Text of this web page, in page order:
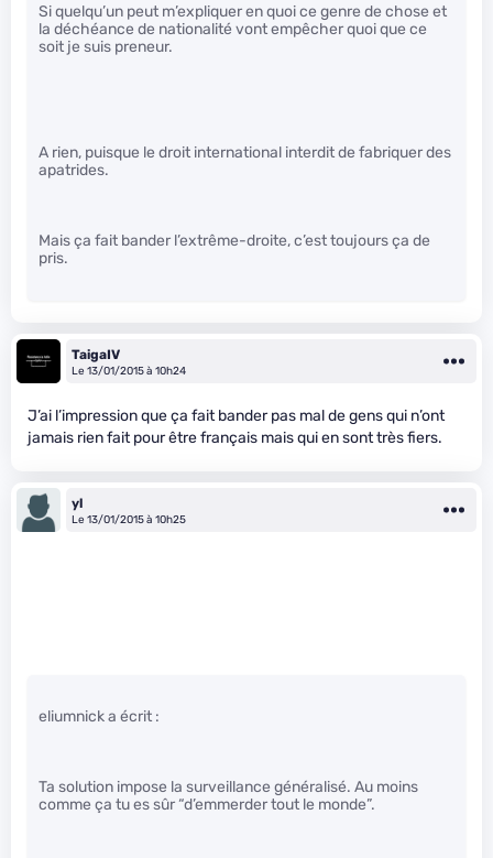
Si quelqu’un peut m’expliquer en quoi ce genre de chose et
la déchéance de nationalité vont empêcher quoi que ce
soit je suis preneur.
A rien, puisque le droit international interdit de fabriquer des
apatrides.
Mais ça fait bander l’extrême-droite, c’est toujours ça de
pris.
TaigaIV
Le 13/01/2015 à 10h24
J’ai l’impression que ça fait bander pas mal de gens qui n’ont
jamais rien fait pour être français mais qui en sont très fiers.
yl
Le 13/01/2015 à 10h25
eliumnick a écrit :
Ta solution impose la surveillance généralisé. Au moins
comme ça tu es sûr “d’emmerder tout le monde”.